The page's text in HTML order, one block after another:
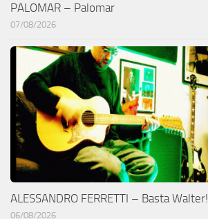
PALOMAR – Palomar
07/08/2026
ALESSANDRO FERRETTI – Basta Walter!
06/08/2026